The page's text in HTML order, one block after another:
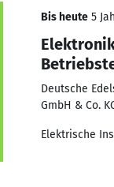
Bis heute 5
Deutsche
GmbH & Co.
Elektrische